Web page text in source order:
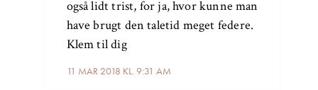
11 MAR 2018 KL. 9:31 AM
også lidt trist, for ja, hvor kunne man
have brugt den taletid meget federe.
Klem til dig